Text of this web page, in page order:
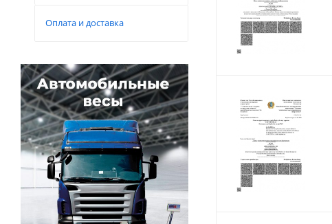
Оплата и доставка